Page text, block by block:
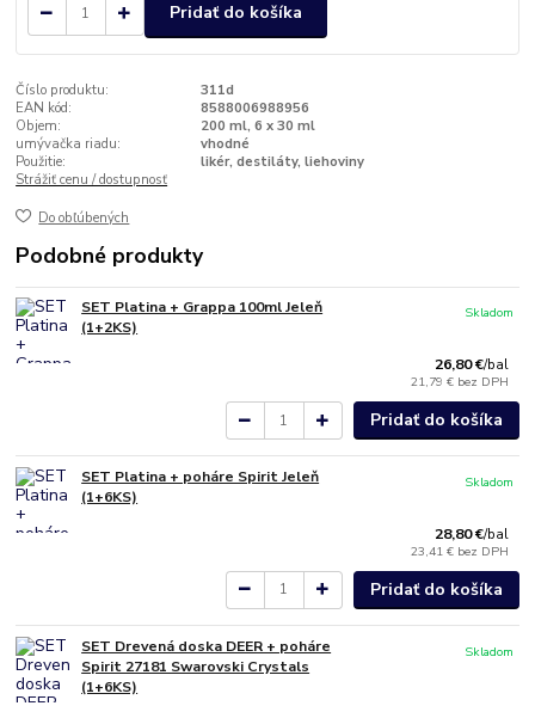
Pridať do košíka
Číslo produktu:
311d
EAN kód:
8588006988956
Objem:
200 ml, 6 x 30 ml
umývačka riadu:
vhodné
Použitie:
likér, destiláty, liehoviny
Strážiť cenu / dostupnosť
Do obľúbených
Podobné produkty
SET Platina + Grappa 100ml Jeleň
(1+2KS)
26,80 €/bal
21,79 € bez DPH
Skladom
Pridať do košíka
SET Platina + poháre Spirit Jeleň
(1+6KS)
28,80 €/bal
23,41 € bez DPH
Skladom
Pridať do košíka
SET Drevená doska DEER + poháre
Spirit 27181 Swarovski Crystals
(1+6KS)
Skladom